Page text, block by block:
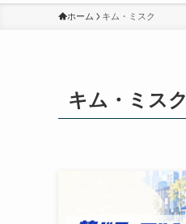
ホーム キム・ミスク
キム・ミスク